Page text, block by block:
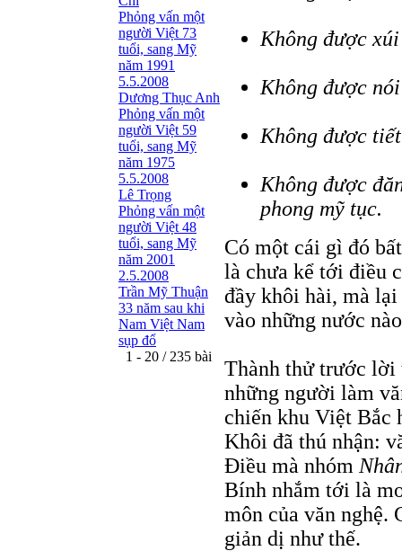
Phỏng vấn một
người Việt 73
tuổi, sang Mỹ
năm 1991
5.5.2008
Dương Thục Anh
Phỏng vấn một
người Việt 59
tuổi, sang Mỹ
năm 1975
5.5.2008
Lê Trọng
Phỏng vấn một
người Việt 48
tuổi, sang Mỹ
năm 2001
2.5.2008
Trần Mỹ Thuận
33 năm sau khi
Nam Việt Nam
sụp đổ
1 - 20 / 235 bài
Không được
Không được
Không được
Không được
phong mỹ tục.
Có một cái gì đó
là chưa kể tới điều
đầy khôi hài, mà
vào những nước
Thành thử trước lời
những người làm
chiến khu Việt Bắc
Khôi đã thú nhận:
Điều mà nhóm
Bính nhắm tới là
môn của văn nghệ.
giản dị như thế.